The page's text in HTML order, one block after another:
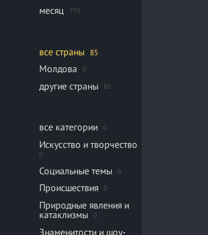
месяц 773
все страны 85
Молдова 0
другие страны 85
все категории 0
Искусство и творчество
0
Социальные темы 0
Происшествия 0
Природные явления и
катаклизмы
0
Знаменитости и шоу-